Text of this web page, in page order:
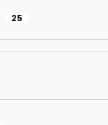
25